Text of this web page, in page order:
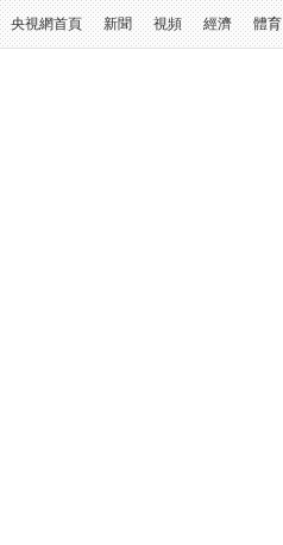
央視網首頁 新聞 視頻 經濟 體育